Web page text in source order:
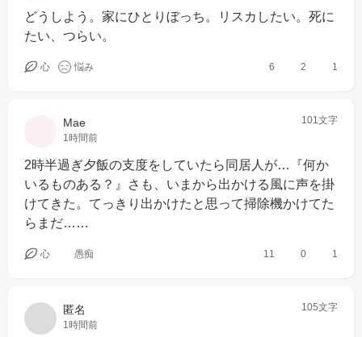
どうしよう。家にひとりぼっち。リスカしたい。死に
たい、つらい。
心 悩み 6 2 1
Mae
1時間前
101文字
2時半過ぎ夕飯の支度をしていたら同居人が…『何か
いるものある？』さも、いまから出かける風に声を掛
けてきた。てっきり出かけたと思って掃除機かけてた
らまだ……
心 愚痴 11 0 1
匿名
1時間前
105文字